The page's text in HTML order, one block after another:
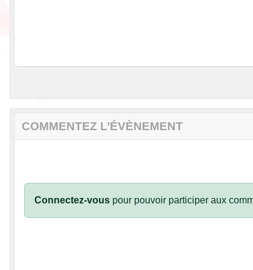
COMMENTEZ L’ÉVÈNEMENT
Connectez-vous pour pouvoir participer aux